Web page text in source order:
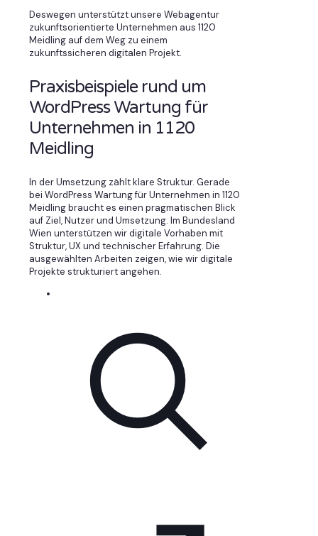
Deswegen unterstützt unsere Webagentur
zukunftsorientierte Unternehmen aus 1120
Meidling auf dem Weg zu einem
zukunftssicheren digitalen Projekt.
Praxisbeispiele rund um
WordPress Wartung für
Unternehmen in 1120
Meidling
In der Umsetzung zählt klare Struktur. Gerade
bei WordPress Wartung für Unternehmen in 1120
Meidling braucht es einen pragmatischen Blick
auf Ziel, Nutzer und Umsetzung. Im Bundesland
Wien unterstützen wir digitale Vorhaben mit
Struktur, UX und technischer Erfahrung. Die
ausgewählten Arbeiten zeigen, wie wir digitale
Projekte strukturiert angehen.